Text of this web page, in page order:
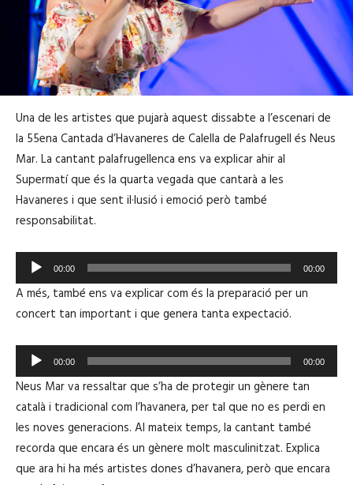
Una de les artistes que pujarà aquest dissabte a l’escenari de
la 55ena Cantada d’Havaneres de Calella de Palafrugell és Neus
Mar. La cantant palafrugellenca ens va explicar ahir al
Supermatí que és la quarta vegada que cantarà a les
Havaneres i que sent il·lusió i emoció però també
responsabilitat.
e
p
r
o
u
c
t
o
r
00:00 00:00
A més, també ens va explicar com és la preparació per un
concert tan important i que genera tanta expectació.
e
p
r
o
d
u
00:00 00:00
Neus Mar va ressaltar que s’ha de protegir un gènere tan
català i tradicional com l’havanera, per tal que no es perdi en
les noves generacions. Al mateix temps, la cantant també
recorda que encara és un gènere molt masculinitzat. Explica
que ara hi ha més artistes dones d’havanera, però que encara